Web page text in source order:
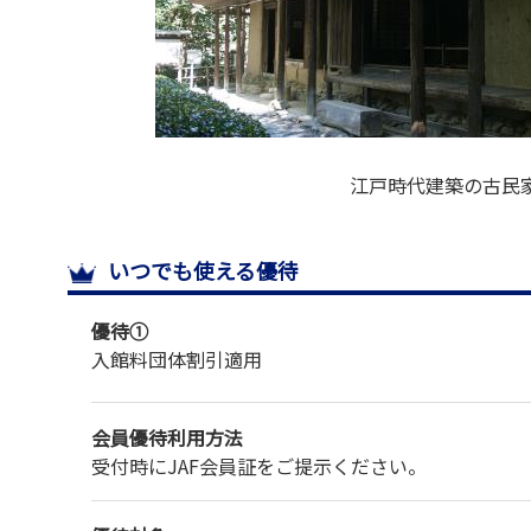
江戸時代建築の古民
いつでも使える優待
優待①
入館料団体割引適用
会員優待利用方法
受付時にJAF会員証をご提示ください。